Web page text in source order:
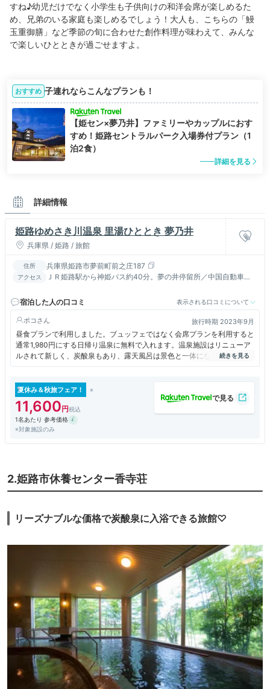
すね♪幼児だけでなく小学生も子供向けの和洋会席が楽しめるた
め、兄弟のいる家庭も楽しめるでしょう！大人も、こちらの「鰻
玉重御膳」など季節の旬に合わせた創作料理が味わえて、みんな
で楽しいひとときが過ごせますよ。
おすすめ 子連れならこんなプランも！
【姫セン×夢乃井】ファミリーやカップルにおす
すめ！姫路セントラルパーク入場券付プラン（1
泊2食）
詳細を見る
詳細情報
姫路ゆめさき川温泉 里湯ひととき 夢乃井
兵庫県 / 姫路 / 旅館
住所 兵庫県姫路市夢前町前之庄187
アクセス
ＪＲ姫路駅から神姫バス約40分。夢の井停留所／中国自動車
一便
宿泊した人の口コミ 表示される口コミについて
ポコ 旅行時期 2023年9月
昼食プランで利用しました。ブュッフェではなく会席プランを利用すると
通常1,980円にする日帰り温泉に無料で入れます。温泉施設はリニューア
ルされて新しく、炭酸泉もあり、露天風呂は景色と一体になったインフィ
ニティ風呂になっており、里山風景を楽しめます。
夏休み＆秋旅フェア！
11,600
1名あたり 参考価格
※対象施設のみ
2.姫路市休養センター香寺荘
リーズナブルな価格で炭酸泉に入浴できる旅館♡